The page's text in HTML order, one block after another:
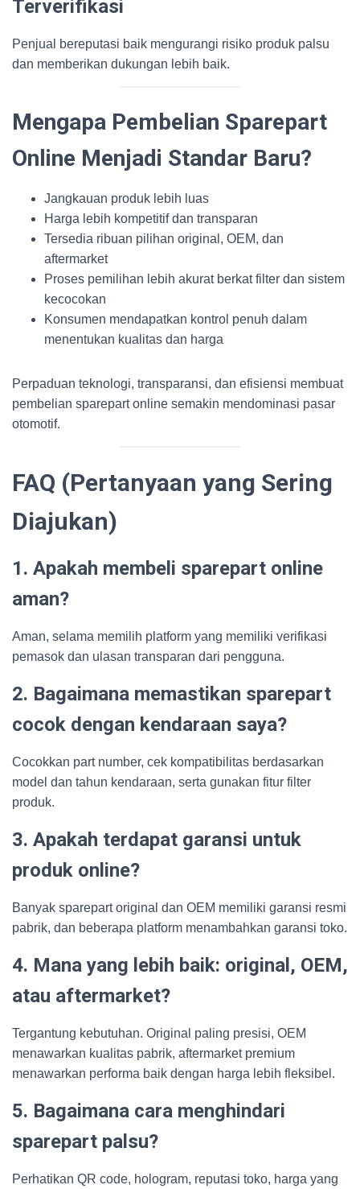
Terverifikasi
Penjual bereputasi baik mengurangi risiko produk palsu
dan memberikan dukungan lebih baik.
Mengapa Pembelian Sparepart
Online Menjadi Standar Baru?
Jangkauan produk lebih luas
Harga lebih kompetitif dan transparan
Tersedia ribuan pilihan original, OEM, dan
aftermarket
Proses pemilihan lebih akurat berkat filter dan sistem
kecocokan
Konsumen mendapatkan kontrol penuh dalam
menentukan kualitas dan harga
Perpaduan teknologi, transparansi, dan efisiensi membuat
pembelian sparepart online semakin mendominasi pasar
otomotif.
FAQ (Pertanyaan yang Sering
Diajukan)
1. Apakah membeli sparepart online
aman?
Aman, selama memilih platform yang memiliki verifikasi
pemasok dan ulasan transparan dari pengguna.
2. Bagaimana memastikan sparepart
cocok dengan kendaraan saya?
Cocokkan part number, cek kompatibilitas berdasarkan
model dan tahun kendaraan, serta gunakan fitur filter
produk.
3. Apakah terdapat garansi untuk
produk online?
Banyak sparepart original dan OEM memiliki garansi resmi
pabrik, dan beberapa platform menambahkan garansi toko.
4. Mana yang lebih baik: original, OEM,
atau aftermarket?
Tergantung kebutuhan. Original paling presisi, OEM
menawarkan kualitas pabrik, aftermarket premium
menawarkan performa baik dengan harga lebih fleksibel.
5. Bagaimana cara menghindari
sparepart palsu?
Perhatikan QR code, hologram, reputasi toko, harga yang